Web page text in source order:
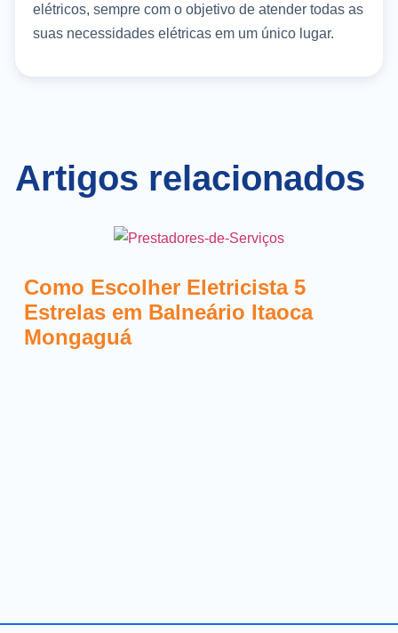
elétricos, sempre com o objetivo de atender todas as
suas necessidades elétricas em um único lugar.
Artigos relacionados
Como Escolher Eletricista 5
Estrelas em Balneário Itaoca
Mongaguá